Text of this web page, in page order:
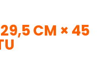
CM × 45